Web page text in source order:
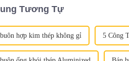
Tương Tự
hợp kim thép không gỉ 5 Công